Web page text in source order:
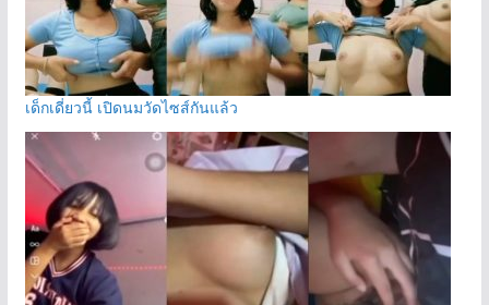
เด็กเดี่ยวนี้ เปิดนมวัดไซส์กันแล้ว